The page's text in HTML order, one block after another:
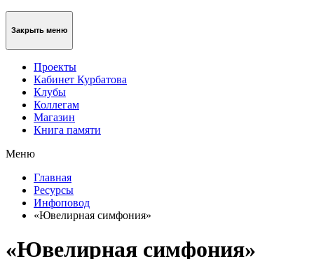
Закрыть меню
Проекты
Кабинет Курбатова
Клубы
Коллегам
Магазин
Книга памяти
Меню
Главная
Ресурсы
Инфоповод
«Ювелирная симфония»
«Ювелирная симфония»